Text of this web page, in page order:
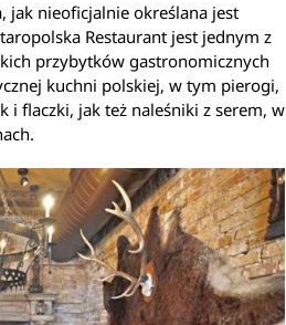
jak nieoficjalnie określana jest
Restaurant jest jednym z
przybytków gastronomicznych
kuchni polskiej, w tym pierogi,
i flaczki, jak też naleśniki z serem, w